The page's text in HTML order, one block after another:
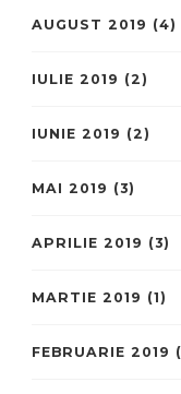
AUGUST 2019 (4)
IULIE 2019 (2)
IUNIE 2019 (2)
MAI 2019 (3)
APRILIE 2019 (3)
MARTIE 2019 (1)
FEBRUARIE 2019